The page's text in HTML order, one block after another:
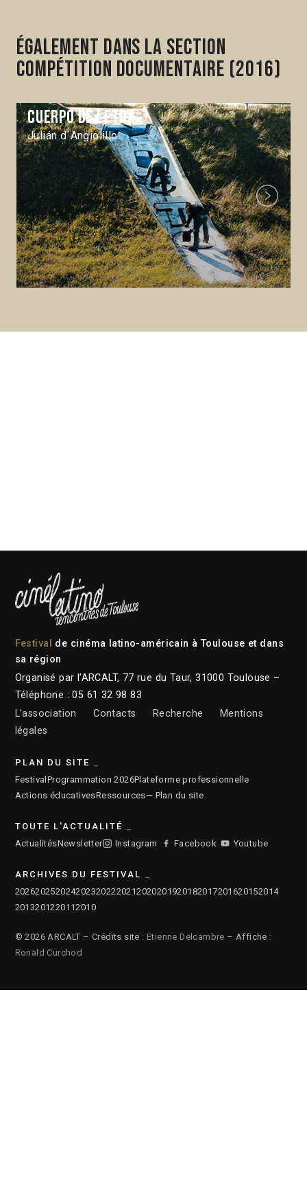
Également dans la section
Compétition Documentaire (2016)
Cuerpo de letra
Julián d´Angiolillo
Next
Festival
de cinéma latino-américain à Toulouse et dans
sa région
Organisé par l’ARCALT, 77 rue du Taur, 31000 Toulouse –
Téléphone : 05 61 32 98 83
L’association
Contacts Recherche
Mentions
légales
PLAN DU SITE
FestivalProgrammation 2026Plateforme professionnelle
Actions éducativesRessources— Plan du site
TOUTE L'ACTUALITÉ
ActualitésNewsletter Instagram Facebook Youtube
ARCHIVES DU FESTIVAL
2026202520242023202220212020201920182017201620152014
2013201220112010
© 2026 ARCALT – Crédits site : Etienne Delcambre – Affiche :
Ronald Curchod